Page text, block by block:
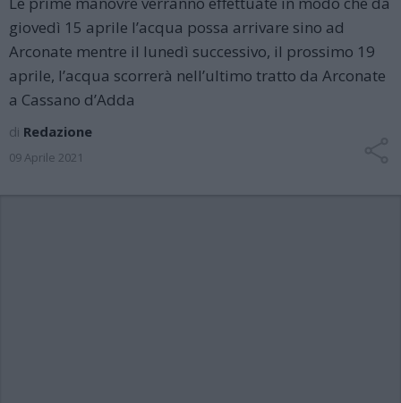
giovedì 15 aprile l’acqua possa arrivare sino ad
Arconate mentre il lunedì successivo, il prossimo 19
aprile, l’acqua scorrerà nell’ultimo tratto da Arconate
a Cassano d’Adda
di Redazione
09 Aprile 2021